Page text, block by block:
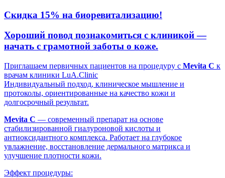
Скидка 15% на биоревитализацию!
Хороший повод познакомиться с клиникой —
начать с грамотной заботы о коже.
Приглашаем первичных пациентов на процедуру с Mevita C к
врачам клиники LuA.Clinic
Индивидуальный подход, клиническое мышление и
протоколы, ориентированные на качество кожи и
долгосрочный результат.
Mevita C — современный препарат на основе
стабилизированной гиалуроновой кислоты и
антиоксидантного комплекса. Работает на глубокое
увлажнение, восстановление дермального матрикса и
улучшение плотности кожи.
Эффект процедуры: